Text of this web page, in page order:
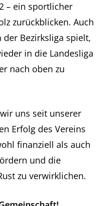
– ein sportlicher
zurückblicken. Auch
Bezirksliga spielt,
in die Landesliga
nach oben zu
uns seit unserer
Erfolg des Vereins
finanziell als auch
und die
zu verwirklichen.